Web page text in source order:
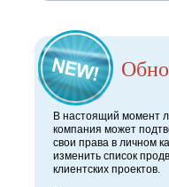
В настоящий момент
компания может
свои права в личном
изменить список
клиентских проектов.